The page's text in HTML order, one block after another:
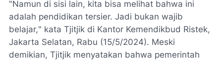
"Namun di sisi lain, kita bisa melihat bahwa ini
adalah pendidikan tersier. Jadi bukan wajib
belajar," kata Tjitjik di Kantor Kemendikbud Ristek,
Jakarta Selatan, Rabu (15/5/2024). Meski
demikian, Tjitjik menyatakan bahwa pemerintah